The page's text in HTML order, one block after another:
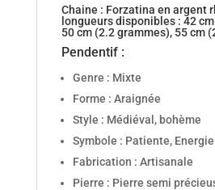
Chaine : Forzatina en argent
longueurs disponibles : 42
50 cm (2.2 grammes), 55 cm
Pendentif :
Genre : Mixte
Forme : Araignée
Style : Médiéval, bohème
Symbole : Patiente,
Fabrication : Artisanale
Pierre : Pierre semi